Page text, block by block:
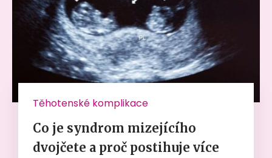
Těhotenské komplikace
Co je syndrom mizejícího
dvojčete a proč postihuje více